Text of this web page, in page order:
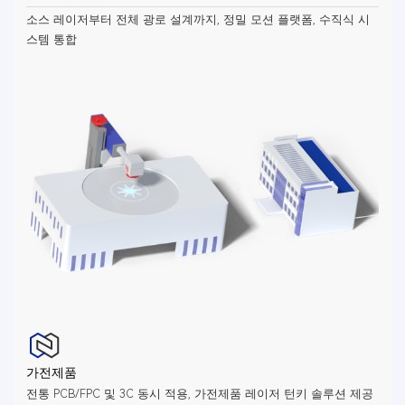
소스 레이저부터 전체 광로 설계까지, 정밀 모션 플랫폼, 수직식 시
스템 통합
가전제품
전통 PCB/FPC 및 3C 동시 적용, 가전제품 레이저 턴키 솔루션 제공